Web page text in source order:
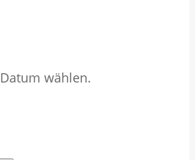
Datum wählen.